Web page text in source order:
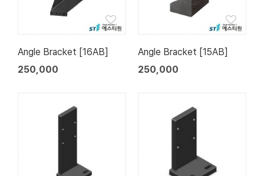
Angle Bracket [16AB]
250,000
Angle Bracket [15AB]
250,000